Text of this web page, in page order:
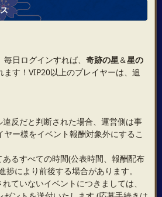
日ログインすれば、 奇跡の星＆星の
ます！VIP20以上のプレイヤーは、追
反だと判断された場合、運営側は事
ー様をイベント報酬対象外にするこ
るすべての時間(公表時間、報酬配布
捗により前後する場合があります。
ていないイベントにつきましては、